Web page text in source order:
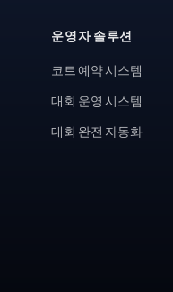
운영자 솔루션
코트 예약 시스템
대회 운영 시스템
대회 완전 자동화